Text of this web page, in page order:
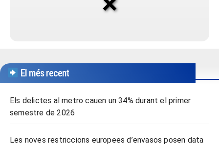
El més recent
Els delictes al metro cauen un 34% durant el primer
semestre de 2026
Les noves restriccions europees d’envasos posen data